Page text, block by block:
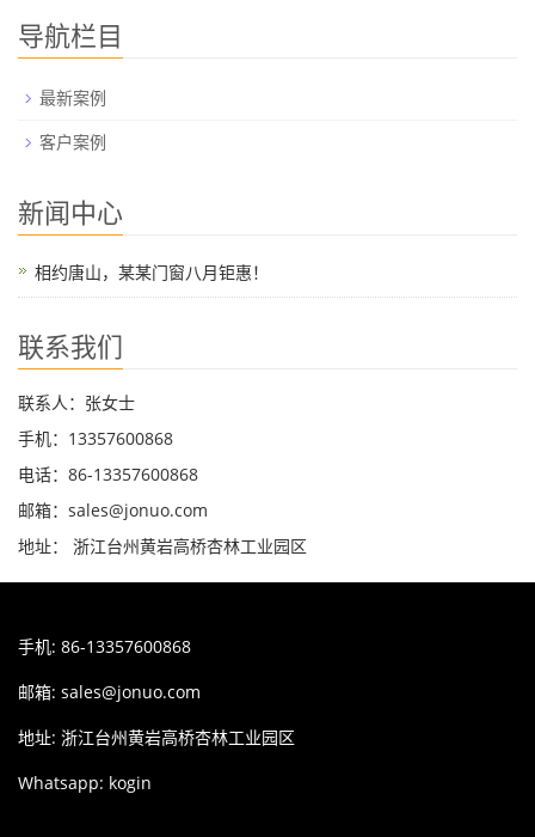
导航栏目
最新案例
客户案例
新闻中心
相约唐山，某某门窗八月钜惠！
联系我们
联系人：张女士
手机：13357600868
电话：86-13357600868
邮箱：sales@jonuo.com
地址： 浙江台州黄岩高桥杏林工业园区
手机: 86-13357600868
邮箱: sales@jonuo.com
地址: 浙江台州黄岩高桥杏林工业园区
Whatsapp: kogin